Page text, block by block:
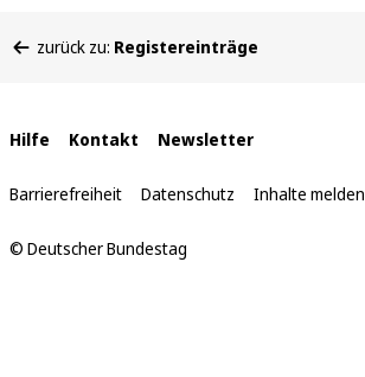
befinden
zurück zu: Registereinträge
Interne
Links
Hilfe Kontakt Newsletter
Barrierefreiheit Datenschutz Inhalte melden
© Deutscher Bundestag